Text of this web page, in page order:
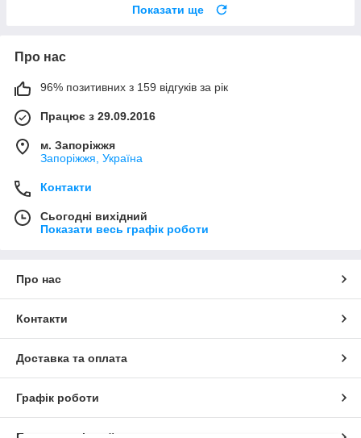
Показати ще
Про нас
96% позитивних з 159 відгуків за рік
Працює з 29.09.2016
м. Запоріжжя
Запоріжжя, Україна
Контакти
Сьогодні вихідний
Показати весь графік роботи
Про нас
Контакти
Доставка та оплата
Графік роботи